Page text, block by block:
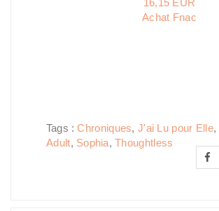
16,15 EUR
Achat Fnac
Tags :Chroniques, J'ai Lu pour Elle,
Adult, Sophia,Thoughtless